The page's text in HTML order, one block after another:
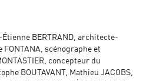
-Étienne BERTRAND, architecte-
scénographe et
concepteur du
BOUTAVANT, Mathieu JACOBS,